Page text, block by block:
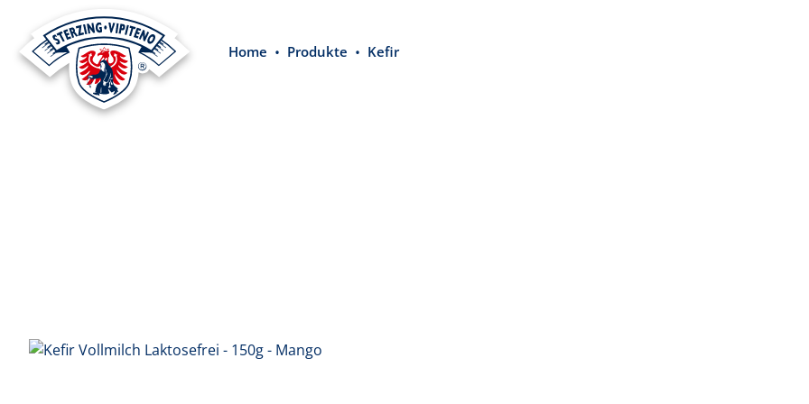
Zur Hauptnavigation springen
Home Produkte Kefir